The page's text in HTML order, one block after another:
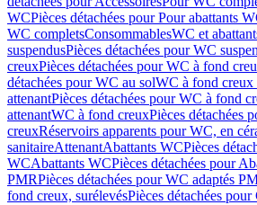
WCPièces détachées pour Pour abattants
WC completsConsommablesWC et
suspendusPièces détachées pour WC
creuxPièces détachées pour WC à fond
détachées pour WC au solWC à fond creux
attenantPièces détachées pour WC à fond
attenantWC à fond creuxPièces détachées
creuxRéservoirs apparents pour WC, en
sanitaireAttenantAbattants WCPièces
WCAbattants WCPièces détachées pour
PMRPièces détachées pour WC adaptés
fond creux, surélevésPièces détachées